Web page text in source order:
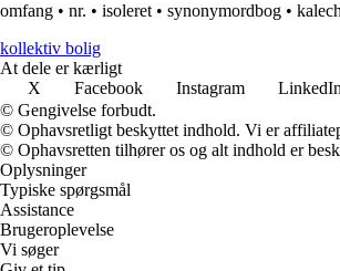
omfang • nr. • isoleret • synonymordbog •
kollektiv bolig
At dele er kærligt
X
Facebook Instagram LinkedIn
© Gengivelse forbudt.
© Ophavsretligt beskyttet indhold. Vi er
© Ophavsretten tilhører os og alt indhold er
Oplysninger
Typiske spørgsmål
Assistance
Brugeroplevelse
Vi søger